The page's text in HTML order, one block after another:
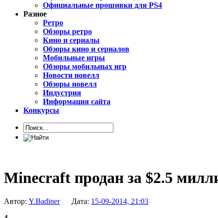
Официальные прошивки для PS4
Разное
Ретро
Обзоры ретро
Кино и сериалы
Обзоры кино и сериалов
Мобильные игры
Обзоры мобильных игр
Новости новелл
Обзоры новелл
Индустрия
Информация сайта
Конкурсы
Minecraft продан за $2.5
Автор: Y.BadinerДата: 15-09-2014, 21:03